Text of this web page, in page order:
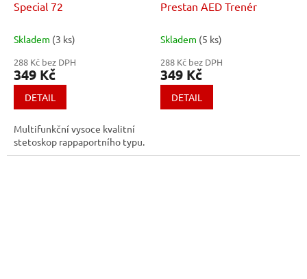
Special 72
Skladem (3 ks)
288 Kč bez DPH
349 Kč
DETAIL
Multifunkční vysoce kvalitní
stetoskop rappaportního typu.
Prestan AED Trenér
Skladem (5 ks)
288 Kč bez DPH
349 Kč
DETAIL